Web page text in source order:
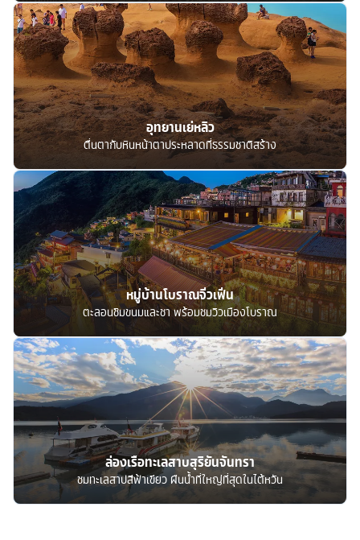
อุทยานเย่หลิว
ตื่นตากับหินหน้าตาประหลาดที่ธรรมชาติสร้าง
หมู่บ้านโบราณจิ่วเฟิ่น
ตะลอนชิมขนมและชา พร้อมชมวิวเมืองโบราณ
ล่องเรือทะเลสาบสุริยันจันทรา
ชมทะเลสาปสีฟ้าเขียว ผืนน้ำที่ใหญ่ที่สุดในไต้หวัน